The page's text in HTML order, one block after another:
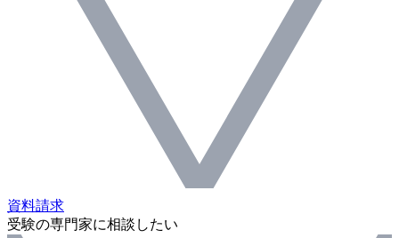
資料請求
受験の専門家に相談したい